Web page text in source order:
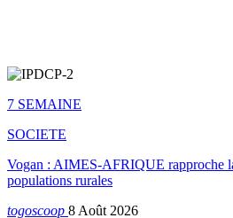
7 SEMAINE
SOCIETE
Vogan : AIMES-AFRIQUE rapproche
populations rurales
togoscoop 8 Août 2026